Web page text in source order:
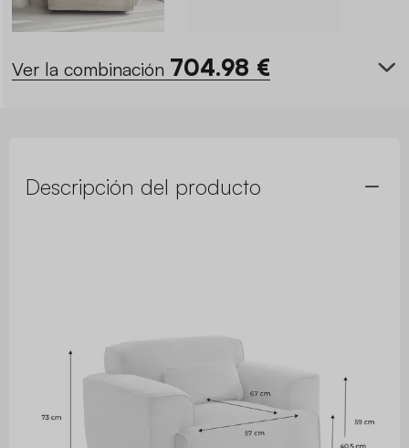
Ver la combinación 704.98 €
Descripción del producto